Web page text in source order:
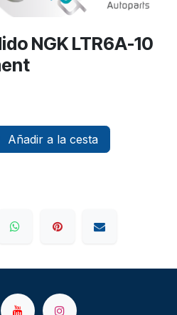
NGK LTR6A-10
Añadir a la cesta